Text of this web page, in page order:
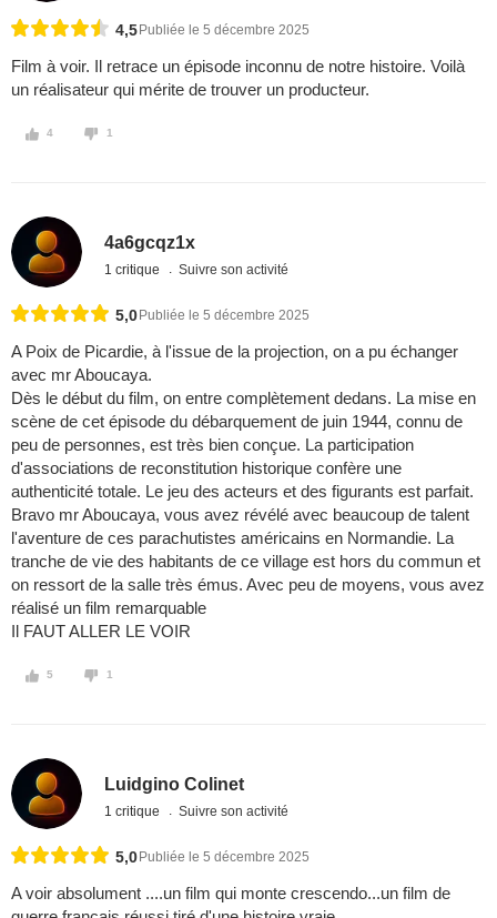
4,5 Publiée le 5 décembre 2025
Film à voir. Il retrace un épisode inconnu de notre histoire. Voilà
un réalisateur qui mérite de trouver un producteur.
4 1
4a6gcqz1x
1 critique Suivre son activité
5,0 Publiée le 5 décembre 2025
A Poix de Picardie, à l'issue de la projection, on a pu échanger
avec mr Aboucaya.
Dès le début du film, on entre complètement dedans. La mise en
scène de cet épisode du débarquement de juin 1944, connu de
peu de personnes, est très bien conçue. La participation
d'associations de reconstitution historique confère une
authenticité totale. Le jeu des acteurs et des figurants est parfait.
Bravo mr Aboucaya, vous avez révélé avec beaucoup de talent
l'aventure de ces parachutistes américains en Normandie. La
tranche de vie des habitants de ce village est hors du commun et
on ressort de la salle très émus. Avec peu de moyens, vous avez
réalisé un film remarquable
Il FAUT ALLER LE VOIR
5 1
Luidgino Colinet
1 critique Suivre son activité
5,0 Publiée le 5 décembre 2025
A voir absolument ....un film qui monte crescendo...un film de